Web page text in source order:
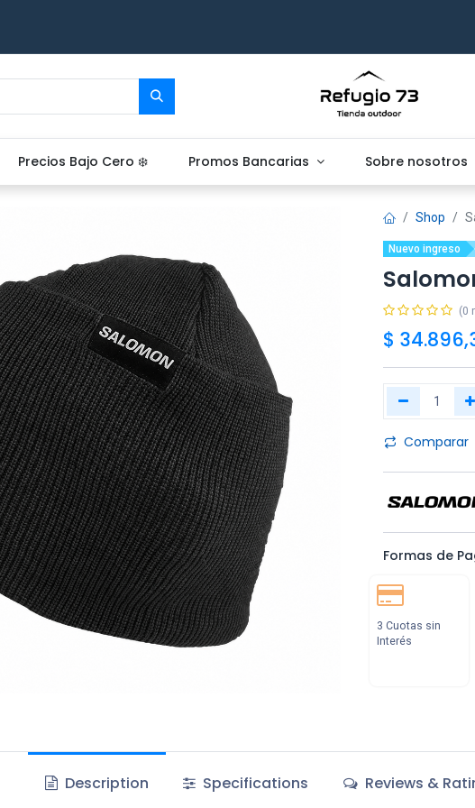
Precios Bajo Cero ❄️ Promos Bancarias Sobre nosotros
Shop
Nuevo ingreso
(0
$
Comparar
Formas de
3 Cuotas sin
Interés
Description Specifications Reviews &